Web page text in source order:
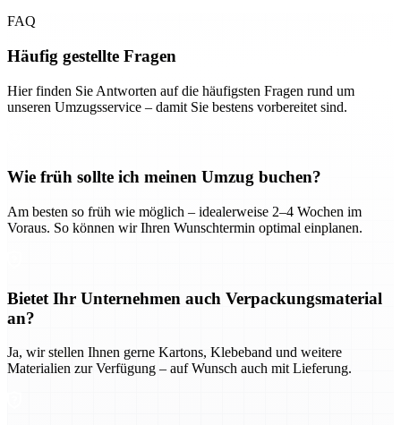
FAQ
Häufig gestellte Fragen
Hier finden Sie Antworten auf die häufigsten Fragen rund um
unseren Umzugsservice – damit Sie bestens vorbereitet sind.
Wie früh sollte ich meinen Umzug buchen?
Am besten so früh wie möglich – idealerweise 2–4 Wochen im
Voraus. So können wir Ihren Wunschtermin optimal einplanen.
Bietet Ihr Unternehmen auch Verpackungsmaterial
an?
Ja, wir stellen Ihnen gerne Kartons, Klebeband und weitere
Materialien zur Verfügung – auf Wunsch auch mit Lieferung.